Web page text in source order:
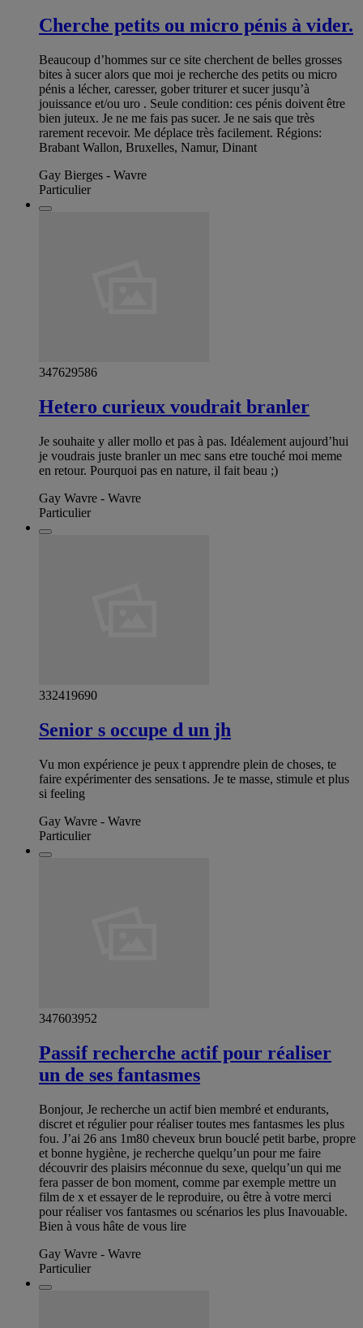
Cherche petits ou micro pénis à vider.
Beaucoup d’hommes sur ce site cherchent de belles grosses
bites à sucer alors que moi je recherche des petits ou micro
pénis a lécher, caresser, gober triturer et sucer jusqu’à
jouissance et/ou uro . Seule condition: ces pénis doivent être
bien juteux. Je ne me fais pas sucer. Je ne sais que très
rarement recevoir. Me déplace très facilement. Régions:
Brabant Wallon, Bruxelles, Namur, Dinant
Gay Bierges - Wavre
Particulier
347629586
Hetero curieux voudrait branler
Je souhaite y aller mollo et pas à pas. Idéalement aujourd’hui
je voudrais juste branler un mec sans etre touché moi meme
en retour. Pourquoi pas en nature, il fait beau ;)
Gay Wavre - Wavre
Particulier
332419690
Senior s occupe d un jh
Vu mon expérience je peux t apprendre plein de choses, te
faire expérimenter des sensations. Je te masse, stimule et plus
si feeling
Gay Wavre - Wavre
Particulier
347603952
Passif recherche actif pour réaliser
un de ses fantasmes
Bonjour, Je recherche un actif bien membré et endurants,
discret et régulier pour réaliser toutes mes fantasmes les plus
fou. J’ai 26 ans 1m80 cheveux brun bouclé petit barbe, propre
et bonne hygiène, je recherche quelqu’un pour me faire
découvrir des plaisirs méconnue du sexe, quelqu’un qui me
fera passer de bon moment, comme par exemple mettre un
film de x et essayer de le reproduire, ou être à votre merci
pour réaliser vos fantasmes ou scénarios les plus Inavouable.
Bien à vous hâte de vous lire
Gay Wavre - Wavre
Particulier